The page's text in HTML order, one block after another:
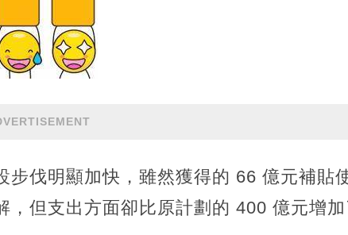
步伐明顯加快，雖然獲得的 66 億元補貼
但支出方面卻比原計劃的 400 億元增加